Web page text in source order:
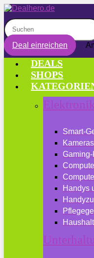
Deal einreichen
DEALS
SHOPS
Smart-
Kameras
Handys